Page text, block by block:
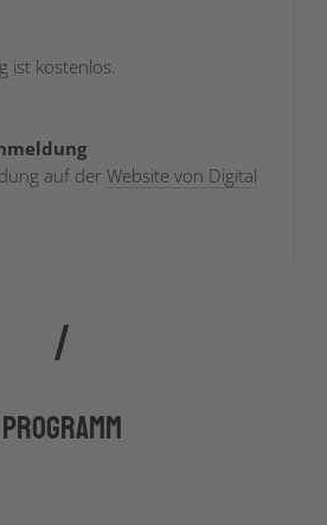
ist kostenlos.
auf der Website von Digital
Programm